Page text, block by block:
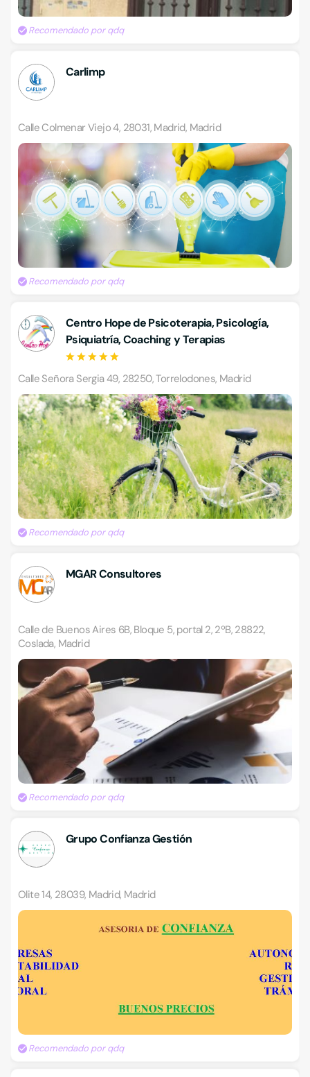
Recomendado por qdq
Carlimp
Calle Colmenar Viejo 4, 28031, Madrid, Madrid
Recomendado por qdq
Centro Hope de Psicoterapia, Psicología,
Psiquiatría, Coaching y Terapias
Calle Señora Sergia 49, 28250, Torrelodones, Madrid
Recomendado por qdq
MGAR Consultores
Calle de Buenos Aires 6B, Bloque 5, portal 2, 2ºB, 28822,
Coslada, Madrid
Recomendado por qdq
Grupo Confianza Gestión
Olite 14, 28039, Madrid, Madrid
Recomendado por qdq